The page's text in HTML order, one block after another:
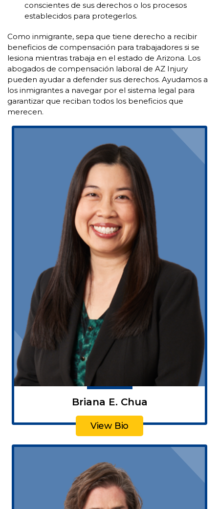
conscientes de sus derechos o los procesos
establecidos para protegerlos.
Como inmigrante, sepa que tiene derecho a recibir
beneficios de compensación para trabajadores si se
lesiona mientras trabaja en el estado de Arizona. Los
abogados de compensación laboral de AZ Injury
pueden ayudar a defender sus derechos. Ayudamos a
los inmigrantes a navegar por el sistema legal para
garantizar que reciban todos los beneficios que
merecen.
Briana E. Chua
View Bio